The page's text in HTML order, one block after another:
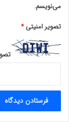
می‌نویسم.
تصویر امنیتی*